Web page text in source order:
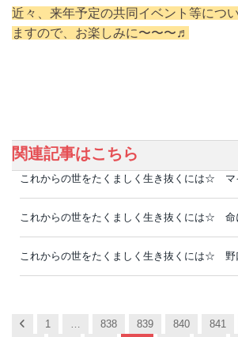
近々、来年予定の共同イベント等につ
ますので、お楽しみに〜〜〜♬
関連記事はこちら
これからの世をたくましく生き抜くには☆
これからの世をたくましく生き抜くには☆ 命
これからの世をたくましく生き抜くには☆
Previous
1 … 838 839 840 841